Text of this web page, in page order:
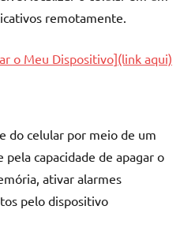
remotamente.
o Meu Dispositivo](link aqui)
do celular por meio de um
pela capacidade de apagar o
ativar alarmes
pelo dispositivo